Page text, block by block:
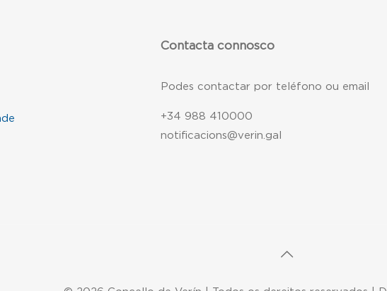
Contacta connosco
Podes contactar por teléfono ou email
+34 988 410000
notificacions@verin.gal